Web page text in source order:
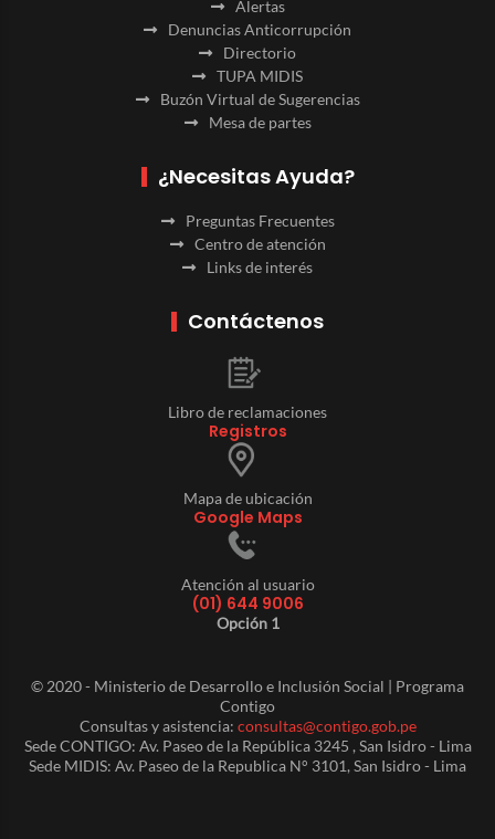
Alertas
Denuncias Anticorrupción
Directorio
TUPA MIDIS
Buzón Virtual de Sugerencias
Mesa de partes
¿Necesitas Ayuda?
Preguntas Frecuentes
Centro de atención
Links de interés
Contáctenos
Libro de reclamaciones
Registros
Mapa de ubicación
Google Maps
Atención al usuario
(01) 644 9006
Opción 1
© 2020 - Ministerio de Desarrollo e Inclusión Social | Programa
Contigo
Consultas y asistencia: consultas@contigo.gob.pe
Sede CONTIGO: Av. Paseo de la República 3245 , San Isidro - Lima
Sede MIDIS: Av. Paseo de la Republica N° 3101, San Isidro - Lima